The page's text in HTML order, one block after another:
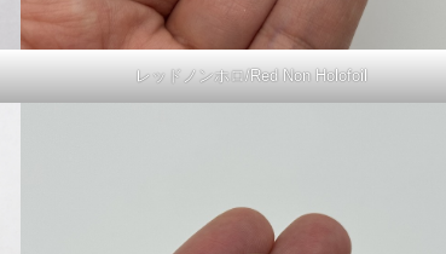
レッドノンホロ/Red Non Holofoil